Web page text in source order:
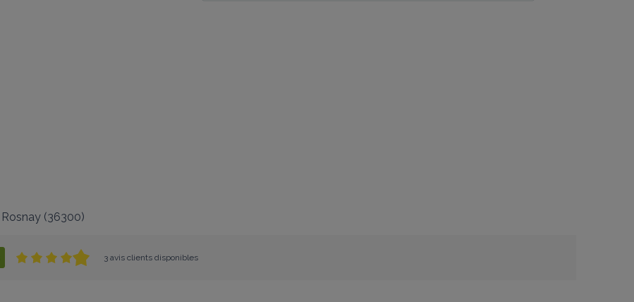
Rosnay (36300)
3 avis clients disponibles